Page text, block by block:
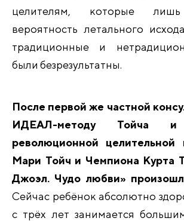
целителям, которые
вероятность летального
традиционные и
были безрезультатны.
После первой же частной
ИДЕАЛ-методу Тойча и
революционной целительной
Мари Тойч и Чемпиона Курта
Джоэл. Чудо любви»
Сейчас ребёнок абсолютно
с трёх лет занимается